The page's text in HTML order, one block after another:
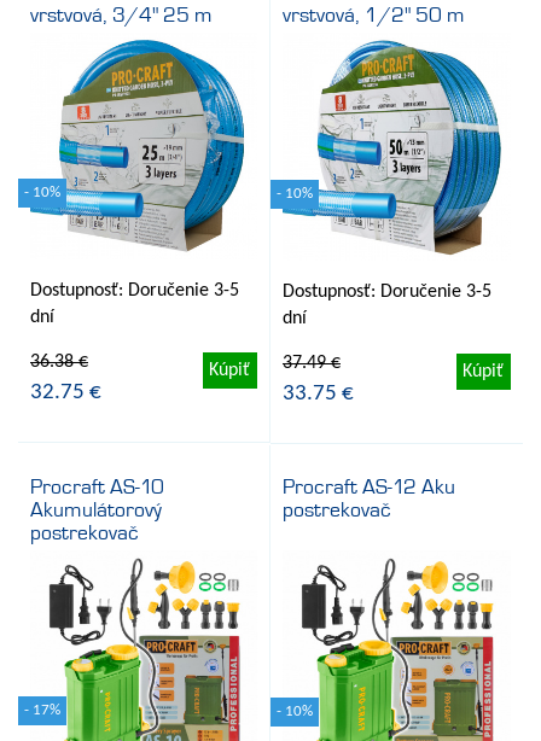
vrstvová, 3/4" 25 m
- 10%
Dostupnosť: Doručenie 3-5
dní
36.38 €
32.75 €
Kúpiť
vrstvová, 1/2" 50 m
- 10%
Dostupnosť: Doručenie 3-5
dní
37.49 €
33.75 €
Kúpiť
Procraft AS-10
Akumulátorový
postrekovač
- 17%
Procraft AS-12 Aku
postrekovač
- 10%